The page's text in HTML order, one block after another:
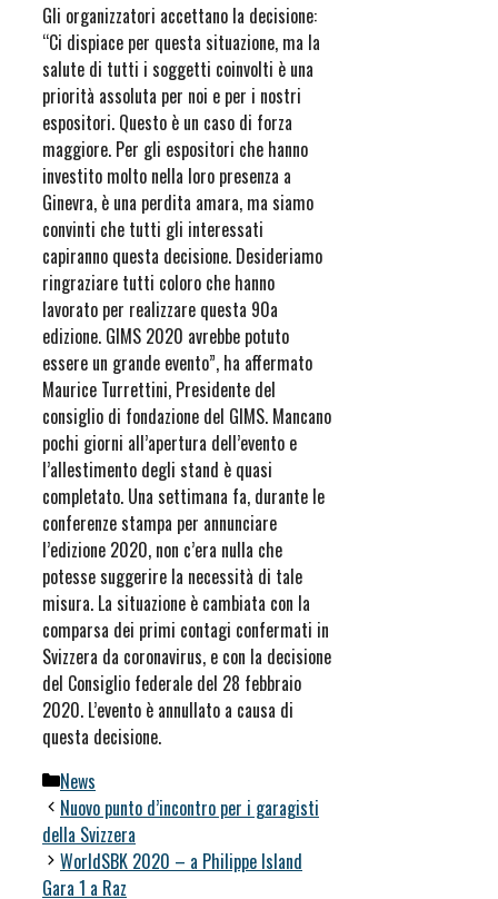
Gli organizzatori accettano la decisione:
“Ci dispiace per questa situazione, ma la
salute di tutti i soggetti coinvolti è una
priorità assoluta per noi e per i nostri
espositori. Questo è un caso di forza
maggiore. Per gli espositori che hanno
investito molto nella loro presenza a
Ginevra, è una perdita amara, ma siamo
convinti che tutti gli interessati
capiranno questa decisione. Desideriamo
ringraziare tutti coloro che hanno
lavorato per realizzare questa 90a
edizione. GIMS 2020 avrebbe potuto
essere un grande evento”, ha affermato
Maurice Turrettini, Presidente del
consiglio di fondazione del GIMS. Mancano
pochi giorni all’apertura dell’evento e
l’allestimento degli stand è quasi
completato. Una settimana fa, durante le
conferenze stampa per annunciare
l’edizione 2020, non c’era nulla che
potesse suggerire la necessità di tale
misura. La situazione è cambiata con la
comparsa dei primi contagi confermati in
Svizzera da coronavirus, e con la decisione
del Consiglio federale del 28 febbraio
2020. L’evento è annullato a causa di
questa decisione.
Categorie
News
Nuovo punto d’incontro per i garagisti
della Svizzera
WorldSBK 2020 – a Philippe Island
Gara 1 a Raz